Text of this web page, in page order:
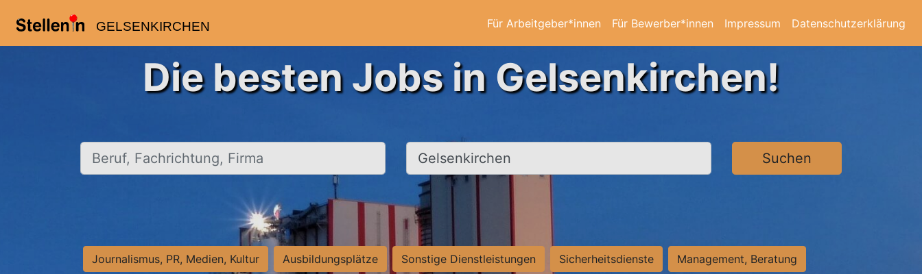
GELSENKIRCHEN Für Arbeitgeber*innen Für Bewerber*innen Impressum Datenschutzerklärung
Die besten Jobs in Gelsenkirchen!
Beruf, Fachrichtung, Firma Ort, Stadt Suchen
Journalismus, PR, Medien, Kultur Ausbildungsplätze Sonstige Dienstleistungen Sicherheitsdienste Management, Beratung